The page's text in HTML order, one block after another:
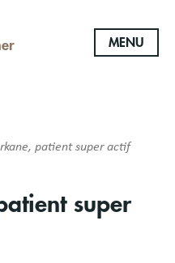
MENU
patient super actif
super